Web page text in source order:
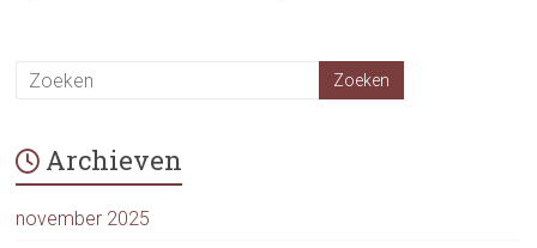
Archieven
november 2025